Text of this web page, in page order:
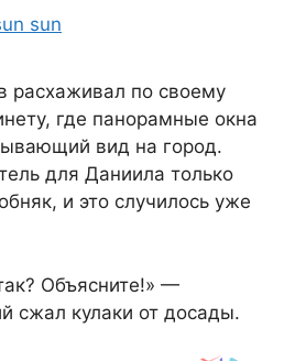
sun
расхаживал по своему
где панорамные окна
вид на город.
для Даниила только
и это случилось уже
Объясните!» —
сжал кулаки от досады.